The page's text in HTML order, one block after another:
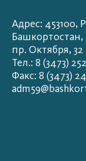
Адрес: 453100,
Башкортостан,
пр. Октября, 32
Тел.: 8 (3473)
Факс: 8 (3473)